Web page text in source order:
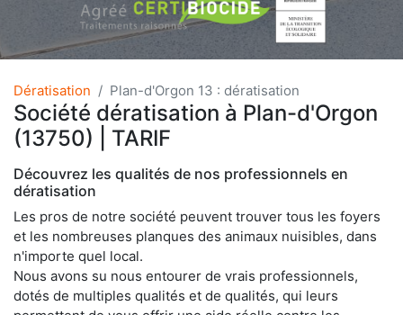
Dératisation Plan-d'Orgon 13 : dératisation
Société dératisation à Plan-d'Orgon
(13750) | TARIF
Découvrez les qualités de nos professionnels en
dératisation
Les pros de notre société peuvent trouver tous les foyers
et les nombreuses planques des animaux nuisibles, dans
n'importe quel local.
Nous avons su nous entourer de vrais professionnels,
dotés de multiples qualités et de qualités, qui leurs